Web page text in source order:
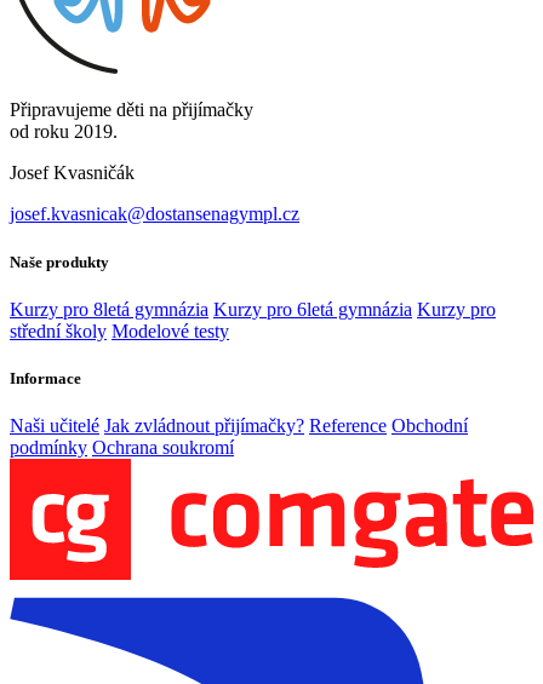
Připravujeme děti na přijímačky
od roku 2019.
Josef Kvasničák
josef.kvasnicak@dostansenagympl.cz
Naše produkty
Kurzy pro 8letá gymnázia Kurzy pro 6letá gymnázia Kurzy pro
střední školy Modelové testy
Informace
Naši učitelé Jak zvládnout přijímačky? Reference Obchodní
podmínky Ochrana soukromí